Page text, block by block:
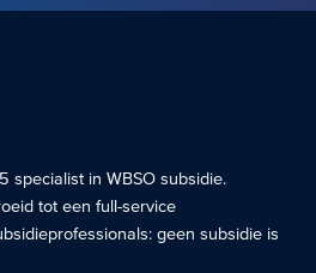
specialist inWBSO subsidie.
tot een full-service
geen subsidie is